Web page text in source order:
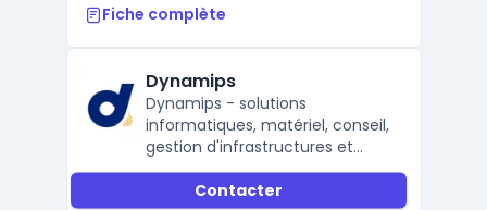
Fiche complète
Dynamips
Dynamips - solutions
informatiques, matériel, conseil,
gestion d'infrastructures et
sécurité
Contacter